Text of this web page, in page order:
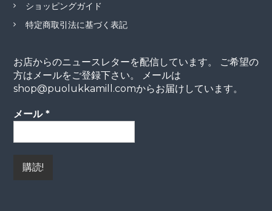
ショッピングガイド
特定商取引法に基づく表記
お店からのニュースレターを配信しています。 ご希望の
方はメールをご登録下さい。 メールは
shop@puolukkamill.comからお届けしています。
メール *